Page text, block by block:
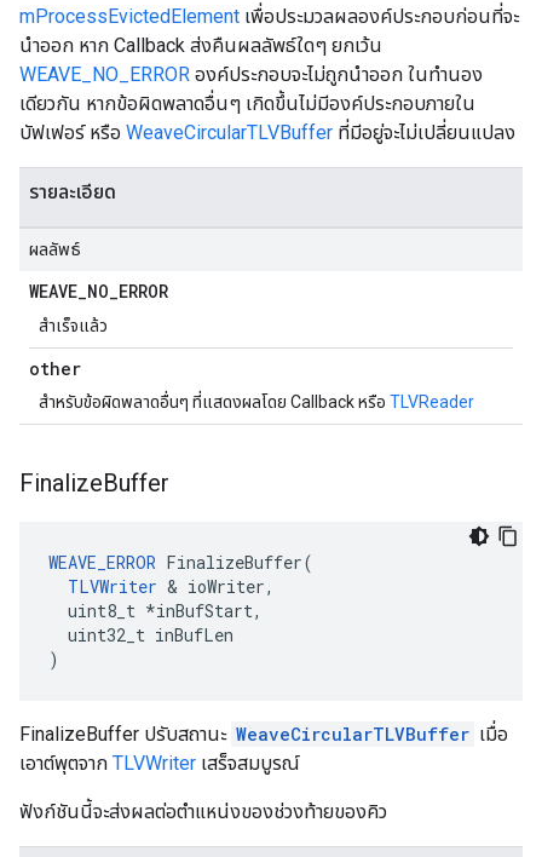
mProcessEvictedElement เพื่อประมวลผลองค์ประกอบก่อนที่จะ
นำออก หาก Callback ส่งคืนผลลัพธ์ใดๆ ยกเว้น
WEAVE_NO_ERROR องค์ประกอบจะไม่ถูกนำออก ในทำนอง
เดียวกัน หากข้อผิดพลาดอื่นๆ เกิดขึ้นไม่มีองค์ประกอบภายใน
บัฟเฟอร์ หรือ WeaveCircularTLVBuffer ที่มีอยู่จะไม่เปลี่ยนแปลง
รายละเอียด
ผลลัพธ์
WEAVE_NO_ERROR
สำเร็จแล้ว
other
สำหรับข้อผิดพลาดอื่นๆ ที่แสดงผลโดย Callback หรือ TLVReader
FinalizeBuffer
WEAVE_ERROR FinalizeBuffer(
TLVWriter & ioWriter,
  uint8_t *inBufStart,
  uint32_t inBufLen
)
FinalizeBuffer ปรับสถานะ WeaveCircularTLVBuffer เมื่อ
เอาต์พุตจาก TLVWriter เสร็จสมบูรณ์
ฟังก์ชันนี้จะส่งผลต่อตำแหน่งของช่วงท้ายของคิว